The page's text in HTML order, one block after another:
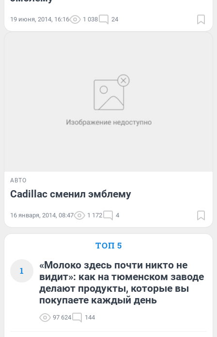
19 июня, 2014, 16:16 1 038 24
АВТО
Cadillac сменил эмблему
16 января, 2014, 08:47 1 172 4
ТОП 5
1
«Молоко здесь почти никто не
видит»: как на тюменском заводе
делают продукты, которые вы
покупаете каждый день
97 624 144